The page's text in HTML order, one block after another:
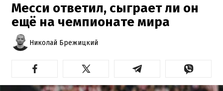
Месси ответил, сыграет ли он
ещё на чемпионате мира
Николай Брежицкий